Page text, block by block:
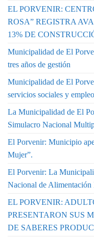
EL PORVENIR:
ROSA” REGISTRA
13% DE
Municipalidad de El
tres años de gestión
Municipalidad de El
servicios sociales y
La Municipalidad de El
Simulacro Nacional
El Porvenir: Municipio
Mujer”.
El Porvenir: La
Nacional de Alimentación
EL PORVENIR:
PRESENTARON SUS
DE SABERES